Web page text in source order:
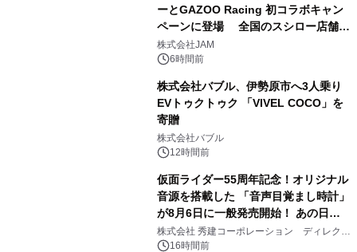
ーとGAZOO Racing 初コラボキャン
ペーンに登場 全国のスシロー店舗で
GR 4車種の FUNBOO(ミニカー)付き
メニューが展開されます
株式会社JAM
6時間前
株式会社バブル、伊勢原市へ3人乗り
EVトゥクトゥク 「VIVEL COCO」を
寄贈
株式会社バブル
12時間前
仮面ライダー55周年記念！オリジナル
音源を搭載した 「音声目覚まし時計」
が8月6日に一般発売開始！ あの日の
大興奮が今甦る
株式会社 秀建コーポレーション ディレクト
アートギャラリー
16時間前